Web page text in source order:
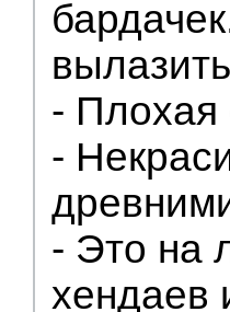
- Плохая
-
- Это на
хендаев